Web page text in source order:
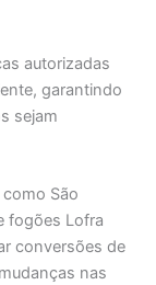
autorizadas
garantindo
sejam
São
fogões Lofra
conversões de
nas